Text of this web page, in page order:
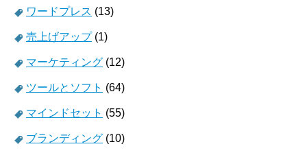
ワードプレス (13)
売上げアップ(1)
マーケティング (12)
ツールとソフト (64)
マインドセット (55)
ブランディング (10)